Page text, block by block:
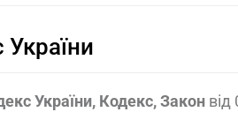
України, Кодекс, Закон від